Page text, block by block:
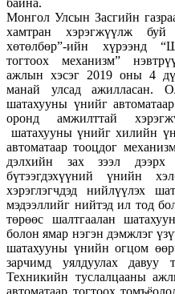
байна.
Монгол Улсын Засгийн
хамтран хэрэгжүүлж буй
хөтөлбөр”-ийн хүрээнд
тогтоох механизм”
ажлын хэсэг 2019 оны 4
манай улсад ажилласан.
шатахууны үнийг
оронд амжилттай
шатахууны үнийг хилийн
автоматаар тооцдог
дэлхийн зах зээл
бүтээгдэхүүний үнийн
хэрэглэгчдэд нийлүүлэх
мэдээллийг нийтэд ил тод
төрөөс шалтгаалан
болон ямар нэгэн дэмжлэг
шатахууны үнийн огцом
зарчимд уялдуулах
Техникийн туслалцааны